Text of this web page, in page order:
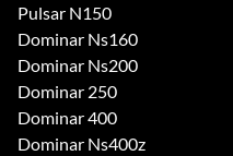
Pulsar N150
Dominar Ns160
Dominar Ns200
Dominar 250
Dominar 400
Dominar Ns400z